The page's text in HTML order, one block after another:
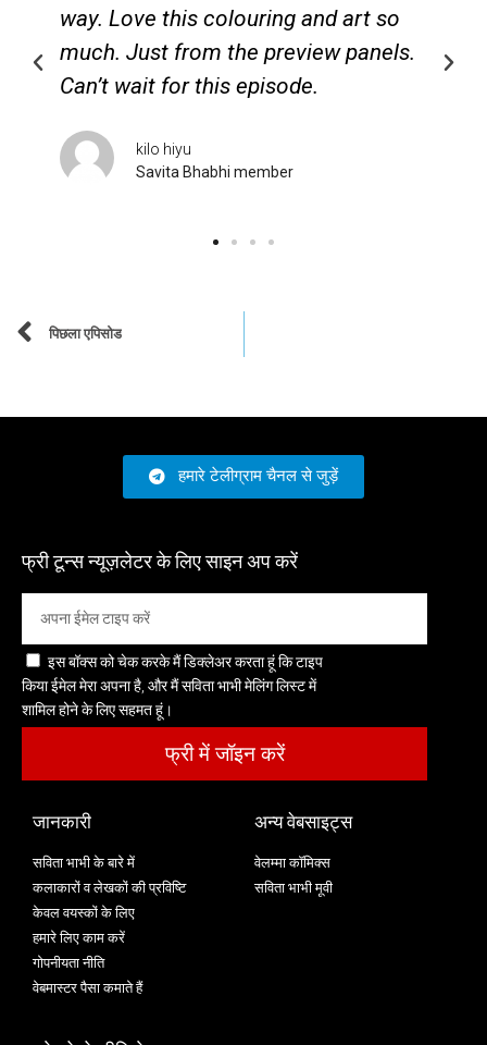
art so
Damn Hot Would Love to see such
Saree Seduction comics by Savita
Bhabhi
Savita Bhabhi member
पिछला एपिसोड
हमारे टेलीग्राम चैनल से जुड़ें
फ्री टून्स न्यूज़लेटर के लिए साइन अप करें
इस बॉक्स को चेक करके मैं डिक्लेअर करता हूं कि टाइप
किया ईमेल मेरा अपना है, और मैं सविता भाभी मेलिंग लिस्ट में
शामिल होने के लिए सहमत हूं।
फ्री में जॉइन करें
जानकारी
सविता भाभी के बारे में
कलाकारों व लेखकों की प्रविष्टि
केवल वयस्कों के लिए
हमारे लिए काम करें
गोपनीयता नीति
वेबमास्टर पैसा कमाते हैं
अन्य वेबसाइट्स
वेलम्मा कॉमिक्स
सविता भाभी मूवी